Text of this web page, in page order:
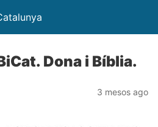
Dona i Bíblia.
3 mesos ago